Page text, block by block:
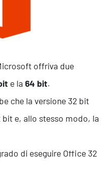
offriva due
e la 64 bit.
che la versione 32 bit
e, allo stesso modo, la
di eseguire Office 32